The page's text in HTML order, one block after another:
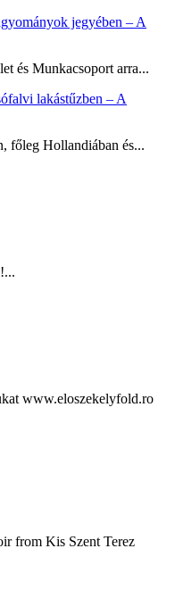
jegyében – A
és Munkacsoport arra...
lakástűzben – A
főleg Hollandiában és...
www.eloszekelyfold.ro
from Kis Szent Terez